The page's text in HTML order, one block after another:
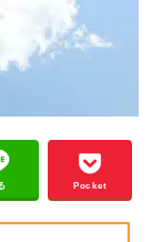
Pocket